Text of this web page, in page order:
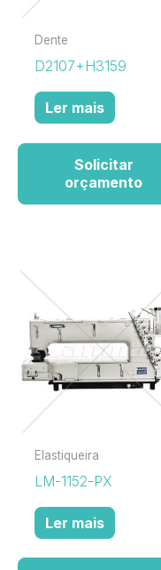
Dente
D2107+H3159
Ler mais
Solicitar
orçamento
Elastiqueira
LM-1152-PX
Ler mais